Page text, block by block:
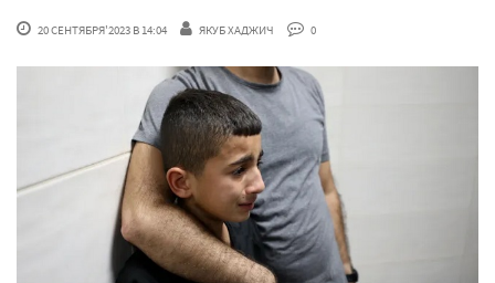
20 СЕНТЯБРЯ'2023 В 14:04 ЯКУБ ХАДЖИЧ 0